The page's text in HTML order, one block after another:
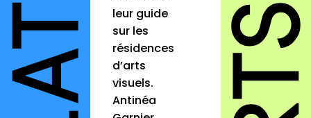
leur guide
sur les
résidences
d’arts
visuels.
Antinéa